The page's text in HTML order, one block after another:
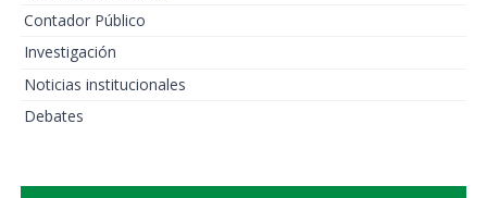
Contador Público
Investigación
Noticias institucionales
Debates